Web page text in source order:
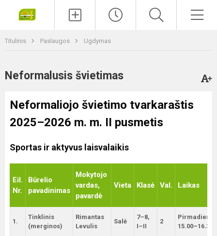
Titulinis Paslaugos Ugdymas
Neformalusis švietimas
Neformaliojo švietimo tvarkaraštis
2025–2026 m. m. II pusmetis
Sportas ir aktyvus laisvalaikis
Eil.
Nr.
Būrelio
pavadinimas
Mokytojo
vardas,
pavardė
Vieta Klasė Val. Laikas
1.
Tinklinis
(merginos)
Rimantas
Levulis
Salė
7–8,
I–II
2
Pirmadienis
15.00–16.30